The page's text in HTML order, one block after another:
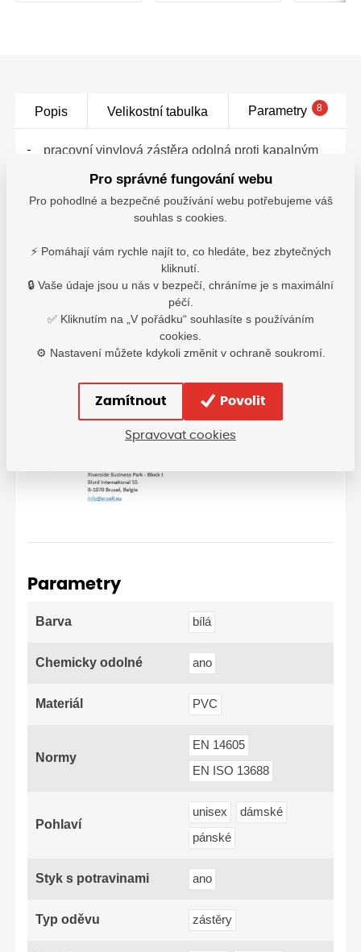
Popis Velikostní tabulka Parametry 8
pracovní vinylová zástěra odolná proti kapalným
vhodná pro styk s potravinami
barva bílá
materiál: 100% PVC
normy: EN ISO 13688, EN
14605 (Type_PB_[4]), FOOD CONTACT
Velikostní tabulka: Ansell
Parametry
Barva bílá
Chemicky odolné ano
Materiál PVC
Normy
EN 14605
EN ISO 13688
Pohlaví
unisex
dámské
pánské
Styk s potravinami ano
Typ oděvu zástěry
Pro správné fungování webu
Pro pohodlné a bezpečné používání webu potřebujeme váš
souhlas s cookies.
⚡ Pomáhají vám rychle najít to, co hledáte, bez zbytečných
kliknutí.
🔒 Vaše údaje jsou u nás v bezpečí, chráníme je s maximální
péčí.
✅ Kliknutím na „V pořádku“ souhlasíte s používáním
cookies.
⚙️ Nastavení můžete kdykoli změnit v ochraně soukromí.
Zamítnout Povolit
Spravovat cookies